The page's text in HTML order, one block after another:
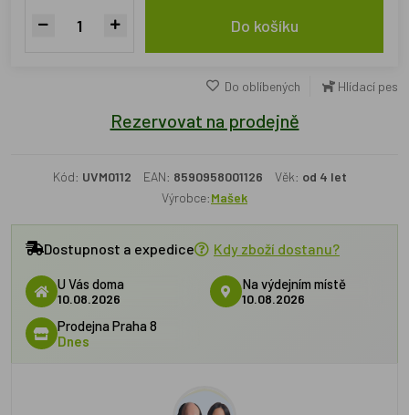
Do košíku
Do oblíbených Hlídací pes
Rezervovat na prodejně
Kód: UVM0112 EAN: 8590958001126 Věk: od 4 let
Výrobce:Mašek
Dostupnost a expedice Kdy zboží dostanu?
U Vás doma
10.08.2026
Na výdejním místě
10.08.2026
Prodejna Praha 8
Dnes